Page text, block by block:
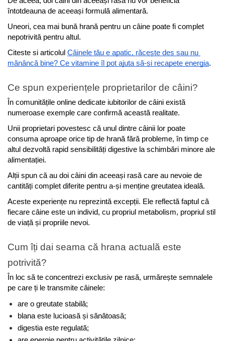
întotdeauna de aceeași formulă alimentară.
Uneori, cea mai bună hrană pentru un câine poate fi complet
nepotrivită pentru altul.
Citeste si articolul Câinele tău e apatic, răcește des sau nu
mănâncă bine? Ce vitamine îl pot ajuta să-și recapete energia.
Ce spun experiențele proprietarilor de câini?
În comunitățile online dedicate iubitorilor de câini există
numeroase exemple care confirmă această realitate.
Unii proprietari povestesc că unul dintre câinii lor poate
consuma aproape orice tip de hrană fără probleme, în timp ce
altul dezvoltă rapid sensibilități digestive la schimbări minore ale
alimentației.
Alții spun că au doi câini din aceeași rasă care au nevoie de
cantități complet diferite pentru a-și menține greutatea ideală.
Aceste experiențe nu reprezintă excepții. Ele reflectă faptul că
fiecare câine este un individ, cu propriul metabolism, propriul stil
de viață și propriile nevoi.
Cum îți dai seama că hrana actuală este
potrivită?
În loc să te concentrezi exclusiv pe rasă, urmărește semnalele
pe care ți le transmite câinele:
are o greutate stabilă;
blana este lucioasă și sănătoasă;
digestia este regulată;